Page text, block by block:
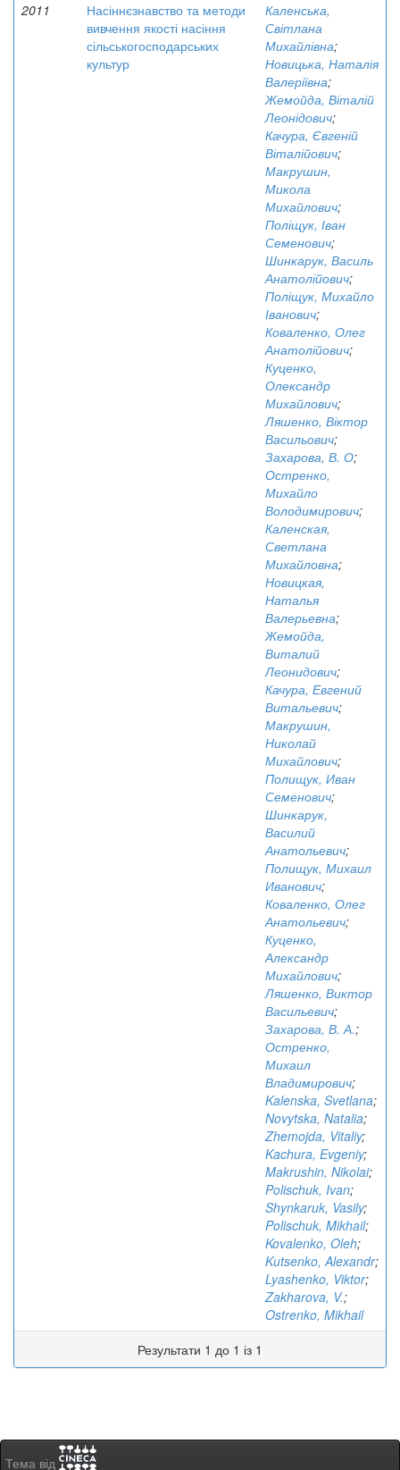
2011
Насіннєзнавство та методи
вивчення якості насіння
сільськогосподарських
культур
Каленська,
Світлана
Михайлівна;
Новицька, Наталія
Валеріївна;
Жемойда, Віталій
Леонідович;
Качура, Євгеній
Віталійович;
Макрушин,
Микола
Михайлович;
Поліщук, Іван
Семенович;
Шинкарук, Василь
Анатолійович;
Поліщук, Михайло
Іванович;
Коваленко, Олег
Анатолійович;
Куценко,
Олександр
Михайлович;
Ляшенко, Віктор
Васильович;
Захарова, В. О;
Остренко,
Михайло
Володимирович;
Каленская,
Светлана
Михайловна;
Новицкая,
Наталья
Валерьевна;
Жемойда,
Виталий
Леонидович;
Качура, Евгений
Витальевич;
Макрушин,
Николай
Михайлович;
Полищук, Иван
Семенович;
Шинкарук,
Василий
Анатольевич;
Полищук, Михаил
Иванович;
Коваленко, Олег
Анатольевич;
Куценко,
Александр
Михайлович;
Ляшенко, Виктор
Васильевич;
Захарова, В. А.;
Остренко,
Михаил
Владимирович;
Kalenska, Svetlana;
Novytska, Natalia;
Zhemojda, Vitaliy;
Kachura, Evgeniy;
Makrushin, Nikolai;
Polischuk, Ivan;
Shynkaruk, Vasily;
Polischuk, Mikhail;
Kovalenko, Oleh;
Kutsenko, Alexandr;
Lyashenko, Viktor;
Zakharova, V.;
Ostrenko, Mikhail
Результати 1 до 1 із 1
Тема від